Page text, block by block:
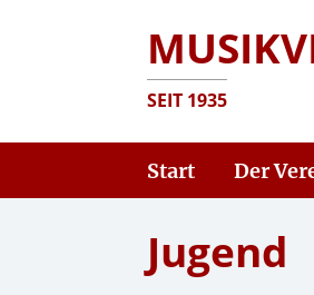
SEIT 1935
Start Der
Jugend